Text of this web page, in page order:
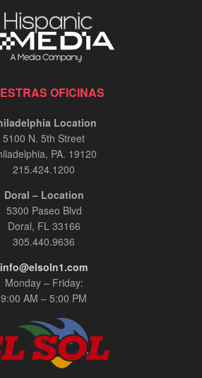
OFICINAS
Location
5100 N. 5th Street
PA. 19120
215.424.1200
Doral – Location
5300 Paseo Blvd
Doral, FL 33166
305.440.9636
info@elsoln1.com
Monday – Friday:
9:00 AM – 5:00 PM